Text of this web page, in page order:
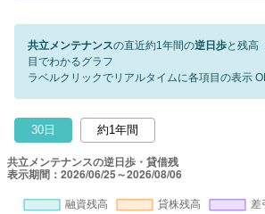
共立メンテナンスの直近約1年間の逆日歩と残高
目でわかるグラフ
ラベルクリックでリアルタイムに各項目の表示
30日 約1年間